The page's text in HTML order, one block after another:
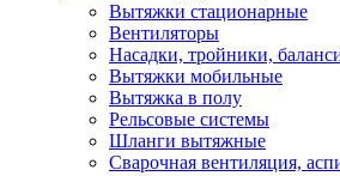
Вытяжки стационарные
Вентиляторы
Насадки, тройники,
Вытяжки мобильные
Вытяжка в полу
Рельсовые системы
Шланги вытяжные
Сварочная вентиляция,